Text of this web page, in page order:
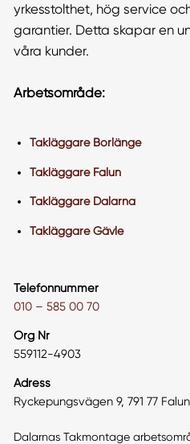
yrkesstolthet, hög service
garantier. Detta skapar en
våra kunder.
Arbetsområde:
Takläggare Borlänge
Takläggare Falun
Takläggare Dalarna
Takläggare Gävle
Telefonnummer
010 – 585 00 70
Org Nr
559112-4903
Adress
Ryckepungsvägen 9, 791 77
Dalarnas Takmontage